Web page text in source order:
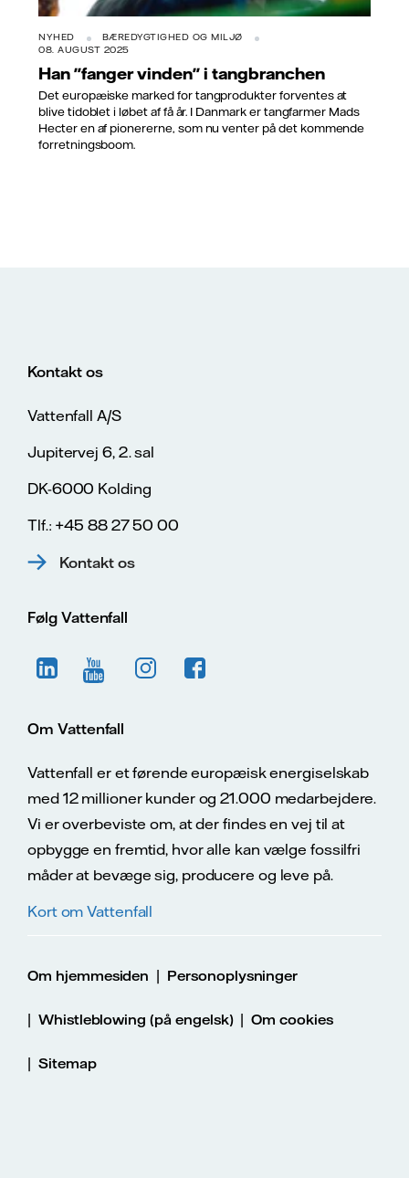
NYHED
BÆREDYGTIGHED OG MILJØ
08. AUGUST 2025
Han "fanger vinden" i tangbranchen
Det europæiske marked for tangprodukter forventes at
blive tidoblet i løbet af få år. I Danmark er tangfarmer Mads
Hecter en af pionererne, som nu venter på det kommende
forretningsboom.
Kontakt os
Vattenfall A/S
Jupitervej 6, 2. sal
DK-6000 Kolding
Tlf.: +45 88 27 50 00
Kontakt os
Følg Vattenfall
Om Vattenfall
Vattenfall er et førende europæisk energiselskab
med 12 millioner kunder og 21.000 medarbejdere.
Vi er overbeviste om, at der findes en vej til at
opbygge en fremtid, hvor alle kan vælge fossilfri
måder at bevæge sig, producere og leve på.
Kort om Vattenfall
Om hjemmesiden | Personoplysninger
| Whistleblowing (på engelsk)|Om cookies
| Sitemap